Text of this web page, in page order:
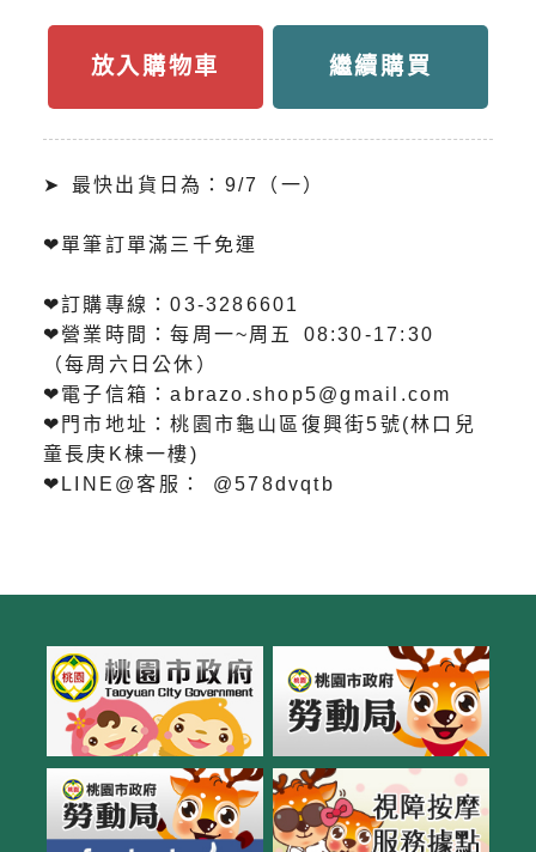
放入購物車 繼續購買
➤ 最快出貨日為：9/7（一）
❤單筆訂單滿三千免運
❤訂購專線：03-3286601
❤營業時間：每周一~周五 08:30-17:30
（每周六日公休）
❤電子信箱：abrazo.shop5@gmail.com
❤門市地址：桃園市龜山區復興街5號(林口兒
童長庚K棟一樓)
❤LINE@客服： @578dvqtb